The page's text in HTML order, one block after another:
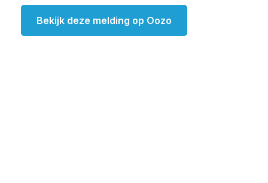
Bekijk deze melding op Oozo